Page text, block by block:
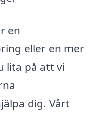
en
eller en mer
lita på att vi
dig. Vårt